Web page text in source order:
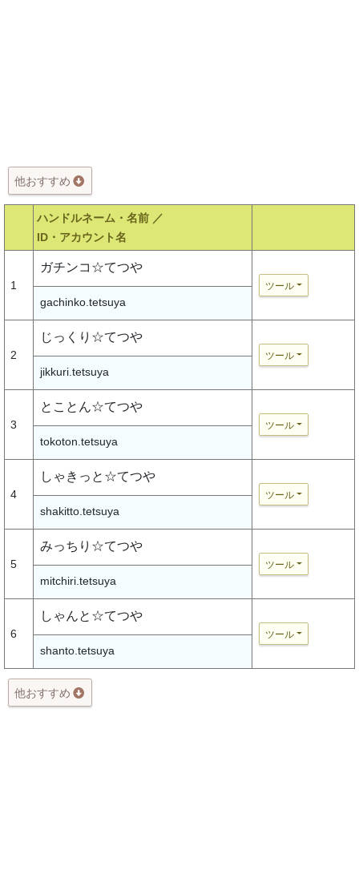
他おすすめ
ハンドルネーム・名前 ／
ID・アカウント名
1
ガチンコ☆てつや
ツール
gachinko.tetsuya
2
じっくり☆てつや
ツール
jikkuri.tetsuya
3
とことん☆てつや
ツール
tokoton.tetsuya
4
しゃきっと☆てつや
ツール
shakitto.tetsuya
5
みっちり☆てつや
ツール
mitchiri.tetsuya
6
しゃんと☆てつや
ツール
shanto.tetsuya
他おすすめ